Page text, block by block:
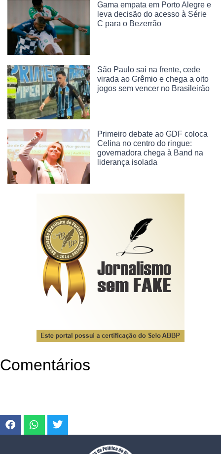
Gama empata em Porto Alegre e
leva decisão do acesso à Série
C para o Bezerrão
São Paulo sai na frente, cede
virada ao Grêmio e chega a oito
jogos sem vencer no Brasileirão
Primeiro debate ao GDF coloca
Celina no centro do ringue:
governadora chega à Band na
liderança isolada
Comentários